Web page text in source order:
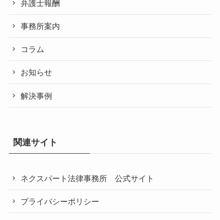
弁護士報酬
事務所案内
コラム
お知らせ
解決事例
関連サイト
ネクスパート法律事務所 公式サイト
プライバシーポリシー